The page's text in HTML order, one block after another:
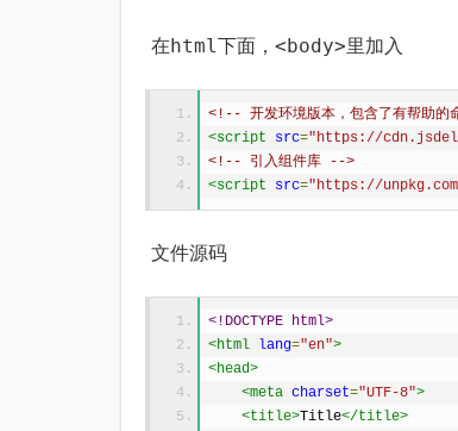
在html下面， <body>里加入
<!-- 开发环境版本，包含了有帮助的
<script
src="https://
<!-- 引入组件库 -->
<script
src="https://
文件源码
<!DOCTYPE html>
<html
lang="en">
<head>
<meta charset="UTF-8">
<title>Title</title>